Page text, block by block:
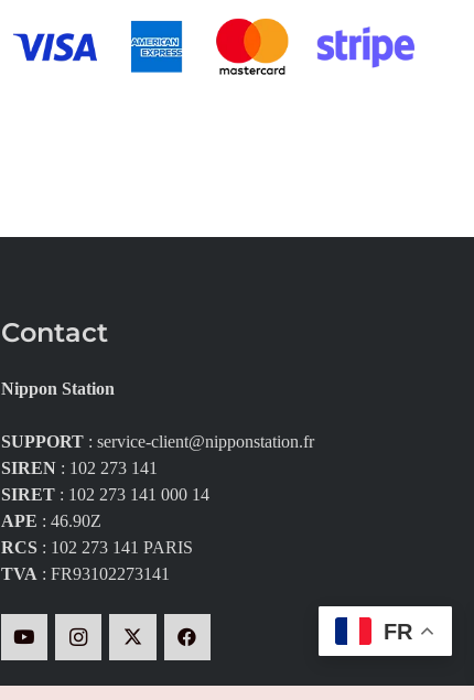
Contact
Nippon Station
SUPPORT: service-client@nipponstation.fr
SIREN: 102 273 141
SIRET: 102 273 141 000 14
APE : 46.90Z
RCS: 102 273 141 PARIS
TVA: FR93102273141
FR